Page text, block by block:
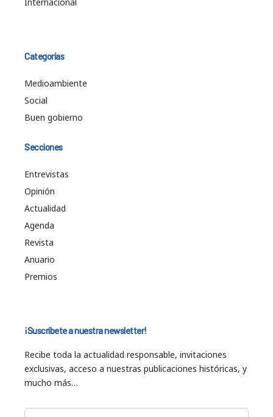
Categorías
Medioambiente
Social
Buen gobierno
Secciones
Entrevistas
Opinión
Actualidad
Agenda
Revista
Anuario
Premios
¡Suscríbete a nuestra newsletter!
Recibe toda la actualidad responsable, invitaciones
exclusivas, acceso a nuestras publicaciones históricas, y
mucho más…